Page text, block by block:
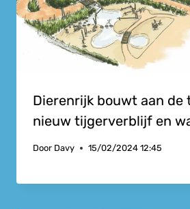
Dierenrijk bouwt aan de
nieuw tijgerverblijf en
Door Davy 15/02/2024 12:45